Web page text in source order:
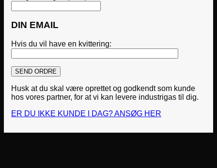
DIN EMAIL
Hvis du vil have en kvittering:
Husk at du skal være oprettet og godkendt som kunde
hos vores partner, for at vi kan levere industrigas til dig.
ER DU IKKE KUNDE I DAG? ANSØG HER